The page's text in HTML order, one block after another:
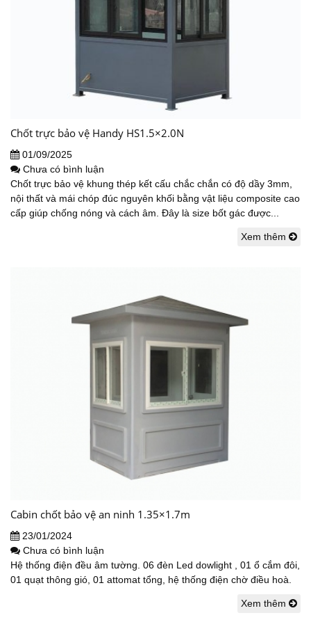
Chốt trực bảo vệ Handy HS1.5×2.0N
01/09/2025
Chưa có bình luận
Chốt trực bảo vệ khung thép kết cấu chắc chắn có độ dầy 3mm,
nội thất và mái chóp đúc nguyên khối bằng vật liệu composite cao
cấp giúp chống nóng và cách âm. Đây là size bốt gác được...
Xem thêm
Cabin chốt bảo vệ an ninh 1.35×1.7m
23/01/2024
Chưa có bình luận
Hệ thống điện đều âm tường. 06 đèn Led dowlight , 01 ổ cắm đôi,
01 quạt thông gió, 01 attomat tổng, hệ thống điện chờ điều hoà.
Xem thêm